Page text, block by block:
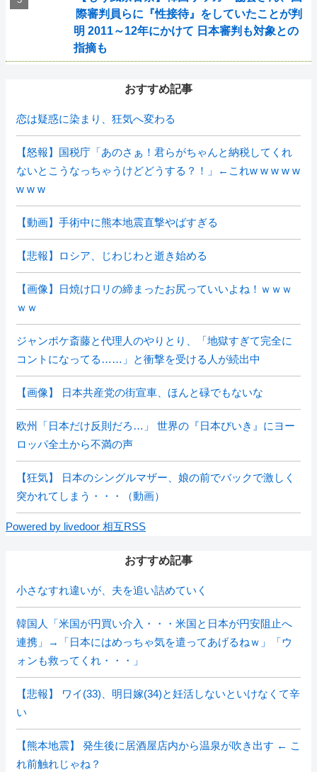
際審判員らに『性接待』をしていたことが判
明 2011～12年にかけて 日本審判も対象との
指摘も
おすすめ記事
恋は疑惑に染まり、狂気へ変わる
【怒報】国税庁「あのさぁ！君らがちゃんと納税してくれ
ないとこうなっちゃうけどどうする？！」←これw w w w w
w w w
【動画】手術中に熊本地震直撃やばすぎる
【悲報】ロシア、じわじわと逝き始める
【画像】日焼け口リの締まったお尻っていいよね！ｗｗｗ
ｗｗ
ジャンポケ斎藤と代理人のやりとり、「地獄すぎて完全に
コントになってる……」と衝撃を受ける人が続出中
【画像】 日本共産党の街宣車、ほんと碌でもないな
欧州「日本だけ反則だろ…」 世界の『日本びいき』にヨー
ロッパ全土から不満の声
【狂気】 日本のシングルマザー、娘の前でバックで激しく
突かれてしまう・・・（動画）
Powered by livedoor 相互RSS
おすすめ記事
小さなすれ違いが、夫を追い詰めていく
韓国人「米国が円買い介入・・・米国と日本が円安阻止へ
連携」→「日本にはめっちゃ気を遣ってあげるねｗ」「ウ
ォンも救ってくれ・・・」
【悲報】 ワイ(33)、明日嫁(34)と妊活しないといけなくて辛
い
【熊本地震】 発生後に居酒屋店内から温泉が吹き出す ← こ
れ前触れじゃね？